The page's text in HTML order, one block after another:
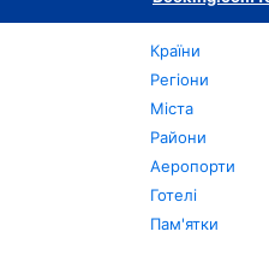
Країни
Регіони
Міста
Райони
Аеропорти
Готелі
Пам'ятки